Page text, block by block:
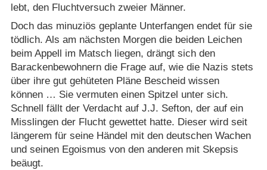
lebt, den Fluchtversuch zweier Männer.
Doch das minuziös geplante Unterfangen endet für sie
tödlich. Als am nächsten Morgen die beiden Leichen
beim Appell im Matsch liegen, drängt sich den
Barackenbewohnern die Frage auf, wie die Nazis stets
über ihre gut gehüteten Pläne Bescheid wissen
können … Sie vermuten einen Spitzel unter sich.
Schnell fällt der Verdacht auf J.J. Sefton, der auf ein
Misslingen der Flucht gewettet hatte. Dieser wird seit
längerem für seine Händel mit den deutschen Wachen
und seinen Egoismus von den anderen mit Skepsis
beäugt.